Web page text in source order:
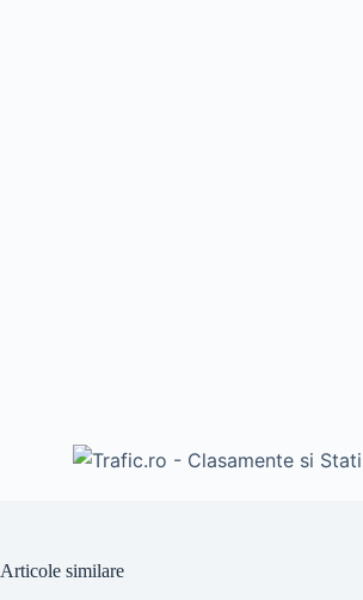
Articole similare